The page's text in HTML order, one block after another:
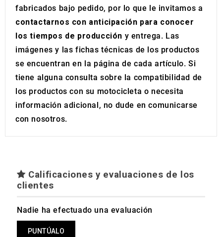
fabricados bajo pedido, por lo que le invitamos a
contactarnos con anticipación para conocer
los tiempos de producción y entrega. Las
imágenes y las fichas técnicas de los productos
se encuentran en la página de cada artículo. Si
tiene alguna consulta sobre la compatibilidad de
los productos con su motocicleta o necesita
información adicional, no dude en comunicarse
con nosotros.
Calificaciones y evaluaciones de los
clientes
Nadie ha efectuado una evaluación
PUNTÚALO